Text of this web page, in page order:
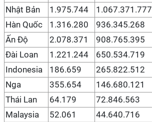
Nhật Bản 1.975.744 1.067.371.777
Hàn Quốc
1.316.280 936.345.268
Ấn Độ
2.078.371 908.765.395
Đài Loan
1.221.244 650.534.719
Indonesia
186.659 265.822.512
Nga
355.654 146.680.121
Thái Lan
64.179 72.846.563
Malaysia
52.061 44.640.716